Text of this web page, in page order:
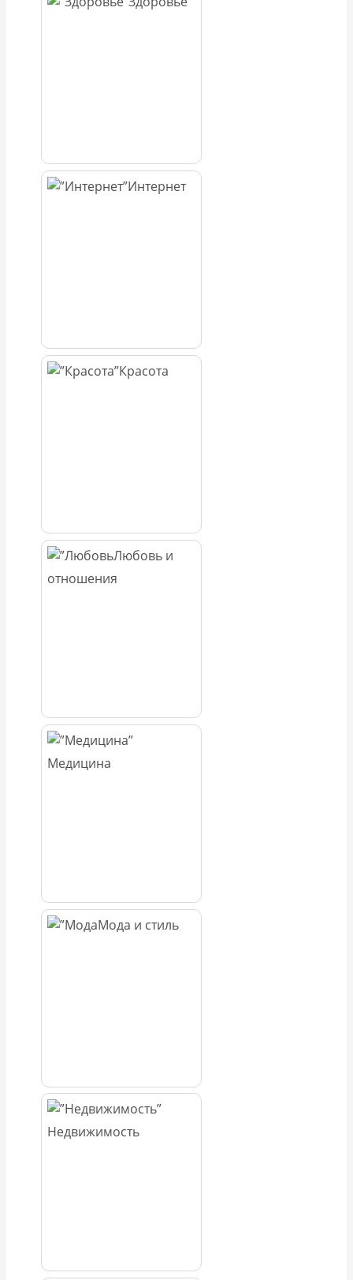
Интернет
Красота
Любовь и
отношения
Медицина
Мода и стиль
Недвижимость